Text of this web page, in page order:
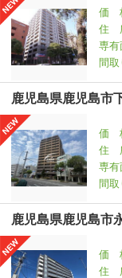
価
住
専有
間取
鹿児島県鹿児島市
価
住
専有
間取
鹿児島県鹿児島市
価
住